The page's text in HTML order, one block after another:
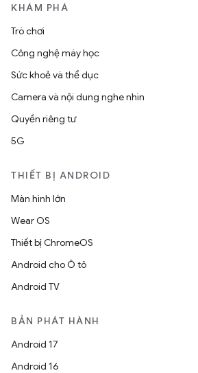
KHÁM PHÁ
Trò chơi
Công nghệ máy học
Sức khoẻ và thể dục
Camera và nội dung nghe nhìn
Quyền riêng tư
5G
THIẾT BỊ ANDROID
Màn hình lớn
Wear OS
Thiết bị ChromeOS
Android cho Ô tô
Android TV
BẢN PHÁT HÀNH
Android 17
Android 16